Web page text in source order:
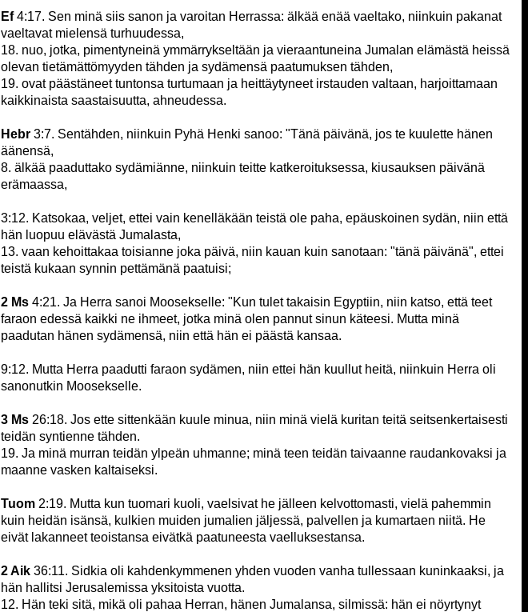
Ef4:17. Sen minä siis sanon ja varoitan Herrassa: älkää enää vaeltako, niinkuin pakanat
vaeltavat mielensä turhuudessa,
18. nuo, jotka, pimentyneinä ymmärrykseltään ja vieraantuneina Jumalan elämästä heissä
olevan tietämättömyyden tähden ja sydämensä paatumuksen tähden,
19. ovat päästäneet tuntonsa turtumaan ja heittäytyneet irstauden valtaan, harjoittamaan
kaikkinaista saastaisuutta, ahneudessa.
Hebr3:7. Sentähden, niinkuin Pyhä Henki sanoo: "Tänä päivänä, jos te kuulette hänen
äänensä,
8. älkää paaduttako sydämiänne, niinkuin teitte katkeroituksessa, kiusauksen päivänä
erämaassa,
3:12. Katsokaa, veljet, ettei vain kenelläkään teistä ole paha, epäuskoinen sydän, niin että
hän luopuu elävästä Jumalasta,
13. vaan kehoittakaa toisianne joka päivä, niin kauan kuin sanotaan: "tänä päivänä", ettei
teistä kukaan synnin pettämänä paatuisi;
2 Ms 4:21. Ja Herra sanoi Moosekselle: "Kun tulet takaisin Egyptiin, niin katso, että teet
faraon edessä kaikki ne ihmeet, jotka minä olen pannut sinun käteesi. Mutta minä
paadutan hänen sydämensä, niin että hän ei päästä kansaa.
9:12. Mutta Herra paadutti faraon sydämen, niin ettei hän kuullut heitä, niinkuin Herra oli
sanonutkin Moosekselle.
3 Ms 26:18. Jos ette sittenkään kuule minua, niin minä vielä kuritan teitä seitsenkertaisesti
teidän syntienne tähden.
19. Ja minä murran teidän ylpeän uhmanne; minä teen teidän taivaanne raudankovaksi ja
maanne vasken kaltaiseksi.
Tuom 2:19. Mutta kun tuomari kuoli, vaelsivat he jälleen kelvottomasti, vielä pahemmin
kuin heidän isänsä, kulkien muiden jumalien jäljessä, palvellen ja kumartaen niitä. He
eivät lakanneet teoistansa eivätkä paatuneesta vaelluksestansa.
2 Aik 36:11. Sidkia oli kahdenkymmenen yhden vuoden vanha tullessaan kuninkaaksi, ja
hän hallitsi Jerusalemissa yksitoista vuotta.
12. Hän teki sitä, mikä oli pahaa Herran, hänen Jumalansa, silmissä: hän ei nöyrtynyt